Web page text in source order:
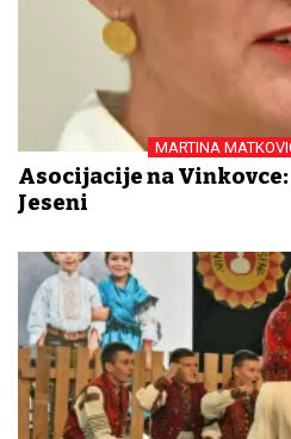
MARTINA
Asocijacije na
Jeseni